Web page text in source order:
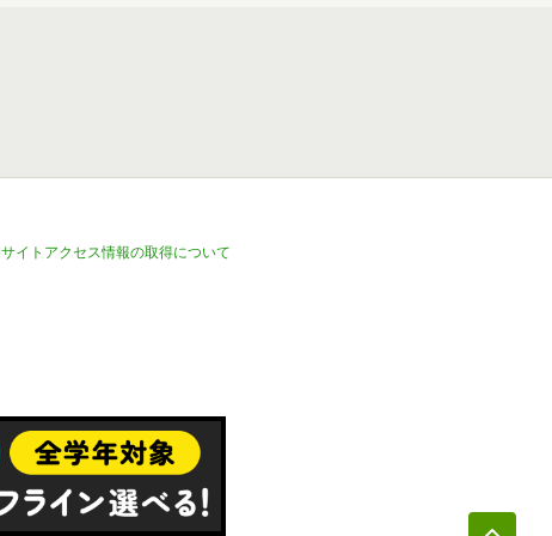
サイトアクセス情報の取得について